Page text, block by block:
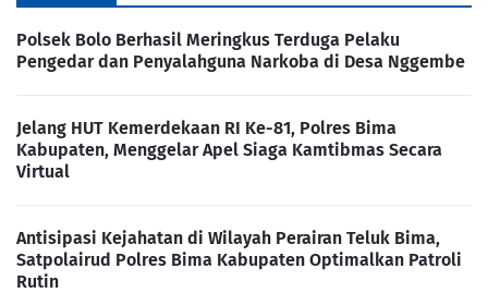
Polsek Bolo Berhasil Meringkus Terduga Pelaku
Pengedar dan Penyalahguna Narkoba di Desa Nggembe
Jelang HUT Kemerdekaan RI Ke-81, Polres Bima
Kabupaten, Menggelar Apel Siaga Kamtibmas Secara
Virtual
Antisipasi Kejahatan di Wilayah Perairan Teluk Bima,
Satpolairud Polres Bima Kabupaten Optimalkan Patroli
Rutin